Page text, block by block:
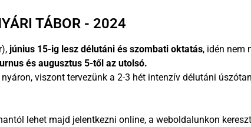
TÁBOR - 2024
június 15-ig lesz délutáni és szombati oktatás, idén nem
és augusztus 5-től az utolsó.
viszont tervezünk a 2-3 hét intenzív délutáni
lehet majd jelentkezni online, a weboldalunkon